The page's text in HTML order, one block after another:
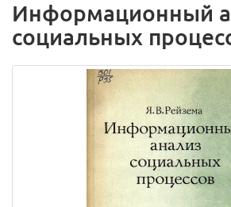
Информационный
социальных